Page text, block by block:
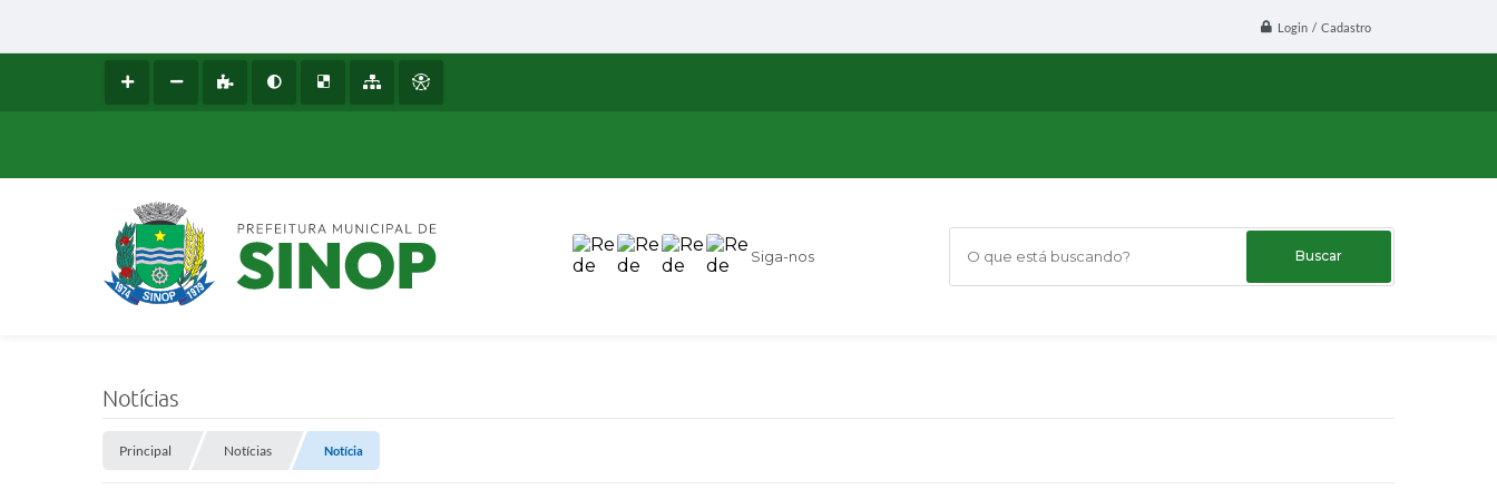
Login / Cadastro
Siga-nos O que está buscando?
Notícias
Principal Notícias Notícia